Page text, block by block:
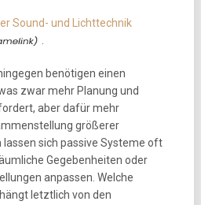
Sound- und Lichttechnik
benötigen einen
zwar mehr Planung und
aber dafür mehr
größerer
sich passive Systeme oft
Gegebenheiten oder
anpassen. Welche
letztlich von den